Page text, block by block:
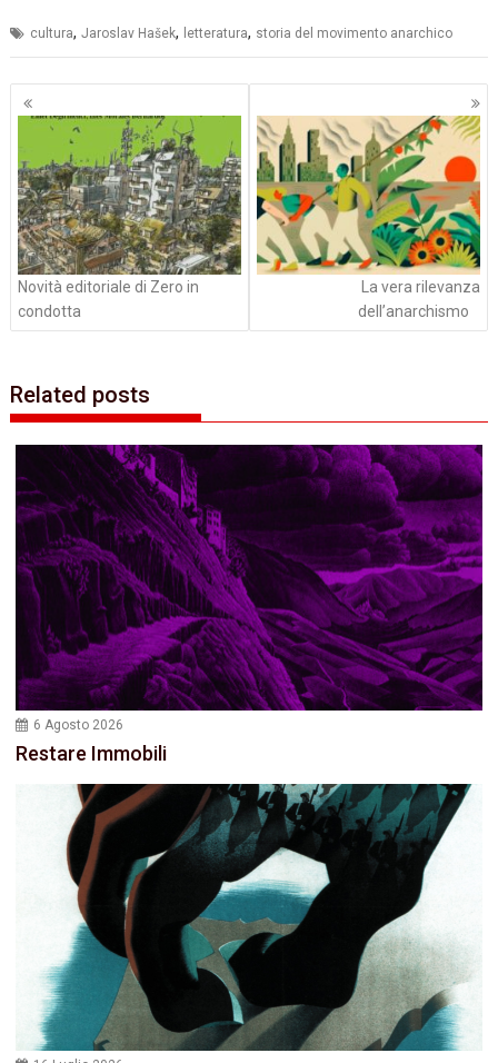
cultura,Jaroslav Hašek, letteratura, storia del movimento anarchico
Navigazione
articoli
Novità editoriale di Zero in
condotta
La vera rilevanza
dell’anarchismo
Related posts
6 Agosto 2026
Restare Immobili